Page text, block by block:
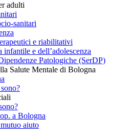
adulti
sanitari
e riabilitativi
infantile e dell’adolescenza
Patologiche (SerDP)
Salute Mentale di Bologna
a Bologna
aiuto